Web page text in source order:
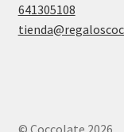
641305108
© Coccolate 2026